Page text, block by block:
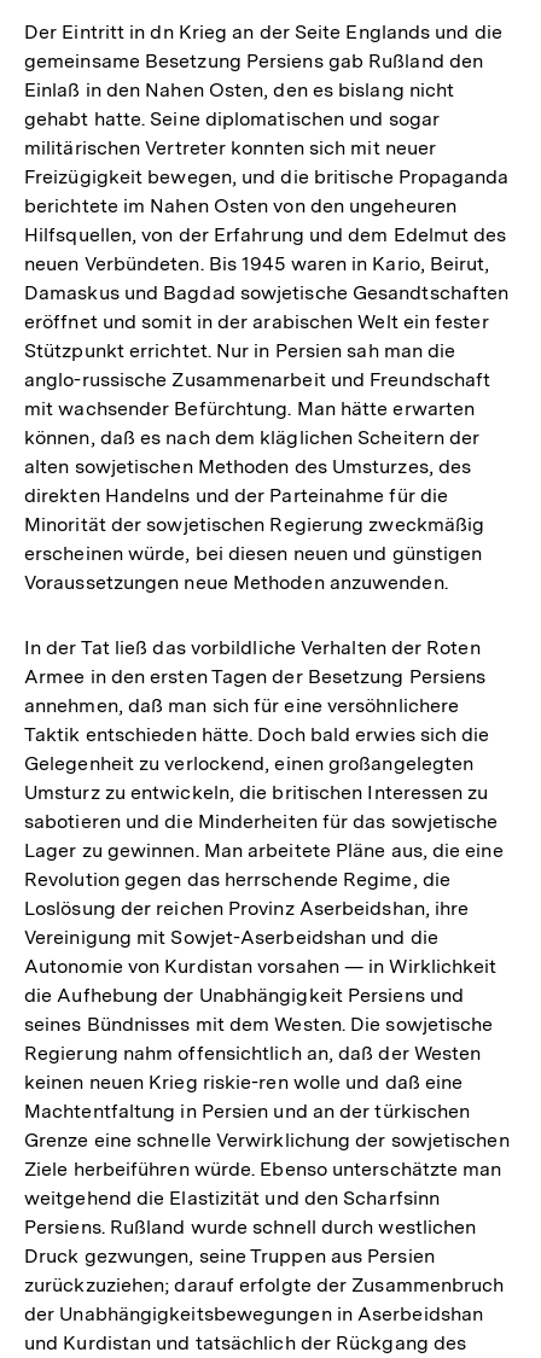
Der Eintritt in dn Krieg an der Seite Englands und die
gemeinsame Besetzung Persiens gab Rußland den
Einlaß in den Nahen Osten, den es bislang nicht
gehabt hatte. Seine diplomatischen und sogar
militärischen Vertreter konnten sich mit neuer
Freizügigkeit bewegen, und die britische Propaganda
berichtete im Nahen Osten von den ungeheuren
Hilfsquellen, von der Erfahrung und dem Edelmut des
neuen Verbündeten. Bis 1945 waren in Kario, Beirut,
Damaskus und Bagdad sowjetische Gesandtschaften
eröffnet und somit in der arabischen Welt ein fester
Stützpunkt errichtet. Nur in Persien sah man die
anglo-russische Zusammenarbeit und Freundschaft
mit wachsender Befürchtung. Man hätte erwarten
können, daß es nach dem kläglichen Scheitern der
alten sowjetischen Methoden des Umsturzes, des
direkten Handelns und der Parteinahme für die
Minorität der sowjetischen Regierung zweckmäßig
erscheinen würde, bei diesen neuen und günstigen
Voraussetzungen neue Methoden anzuwenden.
In der Tat ließ das vorbildliche Verhalten der Roten
Armee in den ersten Tagen der Besetzung Persiens
annehmen, daß man sich für eine versöhnlichere
Taktik entschieden hätte. Doch bald erwies sich die
Gelegenheit zu verlockend, einen großangelegten
Umsturz zu entwickeln, die britischen Interessen zu
sabotieren und die Minderheiten für das sowjetische
Lager zu gewinnen. Man arbeitete Pläne aus, die eine
Revolution gegen das herrschende Regime, die
Loslösung der reichen Provinz Aserbeidshan, ihre
Vereinigung mit Sowjet-Aserbeidshan und die
Autonomie von Kurdistan vorsahen — in Wirklichkeit
die Aufhebung der Unabhängigkeit Persiens und
seines Bündnisses mit dem Westen. Die sowjetische
Regierung nahm offensichtlich an, daß der Westen
keinen neuen Krieg riskie-ren wolle und daß eine
Machtentfaltung in Persien und an der türkischen
Grenze eine schnelle Verwirklichung der sowjetischen
Ziele herbeiführen würde. Ebenso unterschätzte man
weitgehend die Elastizität und den Scharfsinn
Persiens. Rußland wurde schnell durch westlichen
Druck gezwungen, seine Truppen aus Persien
zurückzuziehen; darauf erfolgte der Zusammenbruch
der Unabhängigkeitsbewegungen in Aserbeidshan
und Kurdistan und tatsächlich der Rückgang des